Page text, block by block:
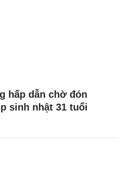
hấp dẫn chờ đón
sinh nhật 31 tuổi